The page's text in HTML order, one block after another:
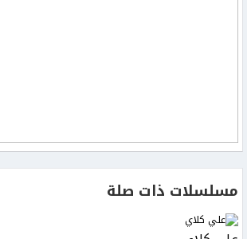
مسلسلات ذات صلة